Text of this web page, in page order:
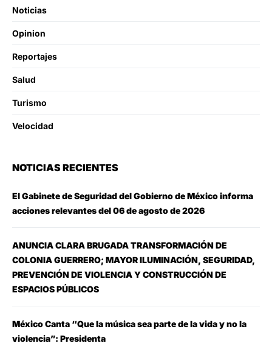
Noticias
Opinion
Reportajes
Salud
Turismo
Velocidad
NOTICIAS RECIENTES
El Gabinete de Seguridad del Gobierno de México informa
acciones relevantes del 06 de agosto de 2026
ANUNCIA CLARA BRUGADA TRANSFORMACIÓN DE
COLONIA GUERRERO; MAYOR ILUMINACIÓN, SEGURIDAD,
PREVENCIÓN DE VIOLENCIA Y CONSTRUCCIÓN DE
ESPACIOS PÚBLICOS
México Canta “Que la música sea parte de la vida y no la
violencia”: Presidenta